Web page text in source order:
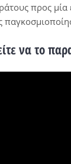
προς
να το